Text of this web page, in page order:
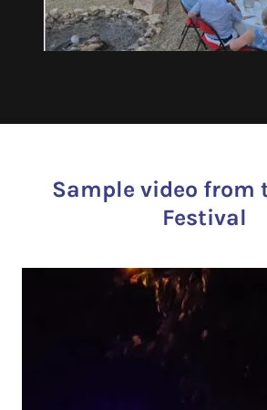
Sample video from
Festival